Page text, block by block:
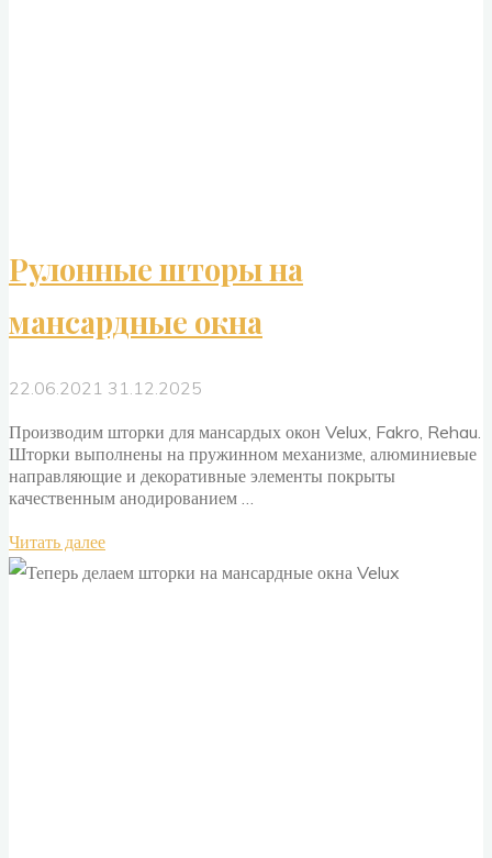
Рулонные шторы на
мансардные окна
22.06.2021 31.12.2025
Производим шторки для мансардых окон Velux, Fakro, Rehau.
Шторки выполнены на пружинном механизме, алюминиевые
направляющие и декоративные элементы покрыты
качественным анодированием …
Читать далее"Рулонные
шторы